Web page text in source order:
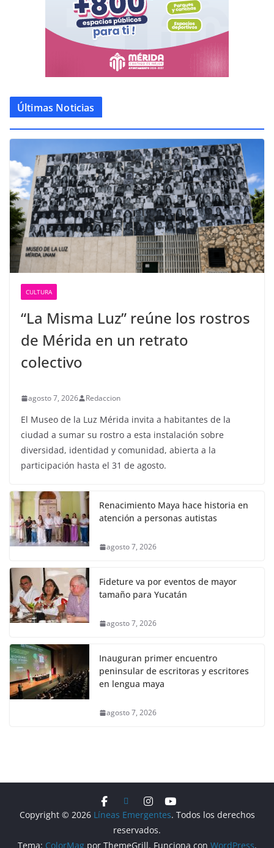
Últimas Noticias
CULTURA
“La Misma Luz” reúne los rostros
de Mérida en un retrato
colectivo
agosto 7, 2026 Redaccion
El Museo de la Luz Mérida invita a habitantes de la
ciudad a sumar su rostro a esta instalación sobre
diversidad, identidad y comunidad, abierta a la
participación hasta el 31 de agosto.
Renacimiento Maya hace historia en
atención a personas autistas
agosto 7, 2026
Fideture va por eventos de mayor
tamaño para Yucatán
agosto 7, 2026
Inauguran primer encuentro
peninsular de escritoras y escritores
en lengua maya
agosto 7, 2026
Copyright © 2026 Líneas Emergentes. Todos los derechos
reservados.
Tema: ColorMagpor ThemeGrill. Funciona con WordPress.